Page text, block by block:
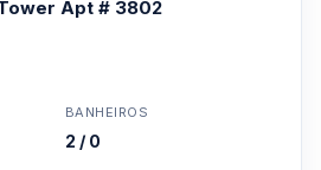
Apt # 3802
BANHEIROS
2 / 0